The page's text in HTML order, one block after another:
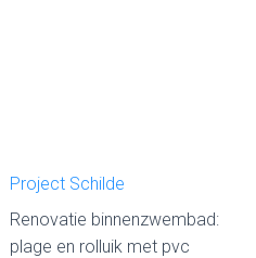
Project Schilde
Renovatie binnenzwembad:
plage en rolluik met pvc